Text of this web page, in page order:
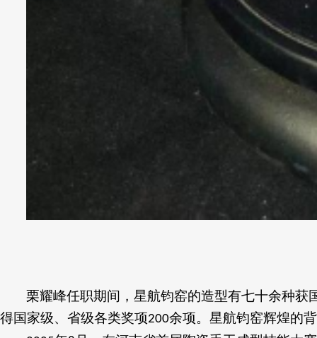
栗耀峰任职期间，星航钧窑的造型有七十余种
得国家级、省级各类奖项200余项。星航钧窑辉煌的